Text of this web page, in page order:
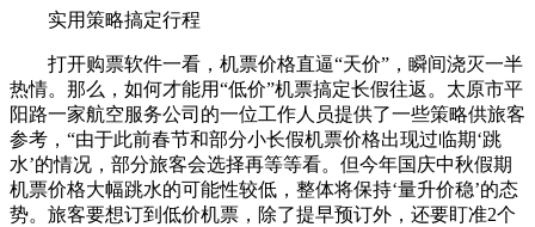
实用策略搞定行程
打开购票软件一看，机票价格直逼“天价”，瞬间浇灭一半
热情。那么，如何才能用“低价”机票搞定长假往返。太原市平
阳路一家航空服务公司的一位工作人员提供了一些策略供旅客
参考，“由于此前春节和部分小长假机票价格出现过临期‘跳
水’的情况，部分旅客会选择再等等看。但今年国庆中秋假期
机票价格大幅跳水的可能性较低，整体将保持‘量升价稳’的态
势。旅客要想订到低价机票，除了提早预订外，还要盯准2个